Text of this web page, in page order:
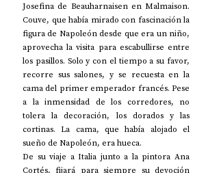
Josefina de Beauharnaisen en Malmaison.
Couve, que había mirado con fascinación la
figura de Napoleón desde que era un niño,
aprovecha la visita para escabullirse entre
los pasillos. Solo y con el tiempo a su favor,
recorre sus salones, y se recuesta en la
cama del primer emperador francés. Pese
a la inmensidad de los corredores, no
tolera la decoración, los dorados y las
cortinas. La cama, que había alojado el
sueño de Napoleón, era hueca.
De su viaje a Italia junto a la pintora Ana
Cortés, fijará para siempre su devoción